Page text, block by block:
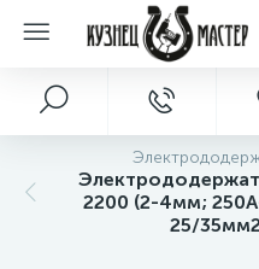
2200 (2-4мм;
25/